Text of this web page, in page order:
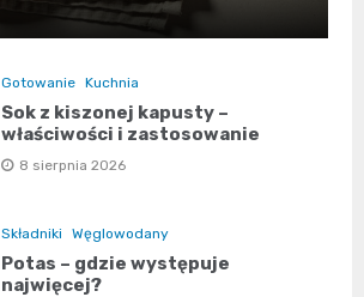
Gotowanie Kuchnia
Sok z kiszonej kapusty –
właściwości i zastosowanie
8 sierpnia 2026
Składniki Węglowodany
Potas – gdzie występuje
najwięcej?